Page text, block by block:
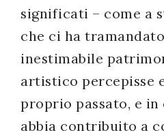
significati – come a
che ci ha
inestimabile
artistico percepisse
proprio passato, e in
abbia contribuito a